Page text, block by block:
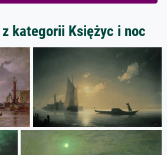
kategorii Księżyc i noc